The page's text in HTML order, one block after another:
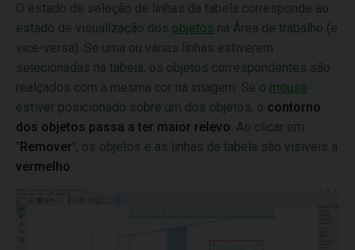
O estado de seleção de linhas da tabela corresponde ao
estado de visualização dos objetos na Área de trabalho (e
vice-versa). Se uma ou várias linhas estiverem
selecionadas na tabela, os objetos correspondentes são
realçados com a mesma cor na imagem. Se o mouse
estiver posicionado sobre um dos objetos, o contorno
dos objetos passa a ter maior relevo . Ao clicar em
" Remover", os objetos e as linhas da tabela são visíveis a
vermelho